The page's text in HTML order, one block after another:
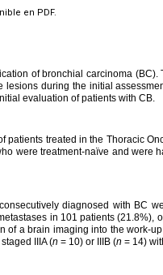
en PDF.
of bronchial carcinoma
lesions during the initial
evaluation of patients with CB.
patients treated in the Thoracic
were treatment-naïve and were
diagnosed with BC
in 101 patients (21.8%),
of a brain imaging into the work-
IIIA (n = 10) or IIIB (n = 14)